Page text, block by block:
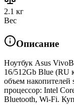
2.1 кг
Вес
Описание
Ноутбук Asus
16/512Gb Blue (RU
объем накопителей
процессор: Intel
Bluetooth, Wi-Fi.